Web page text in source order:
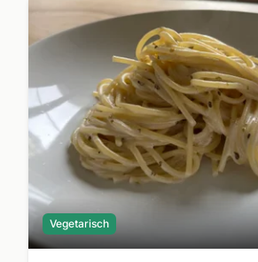
Vegetarisch